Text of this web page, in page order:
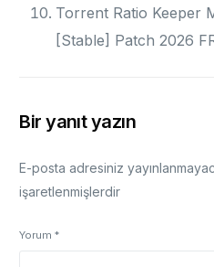
Torrent Ratio Keeper
[Stable] Patch 2026
Bir yanıt yazın
E-posta adresiniz
işaretlenmişlerdir
Yorum*